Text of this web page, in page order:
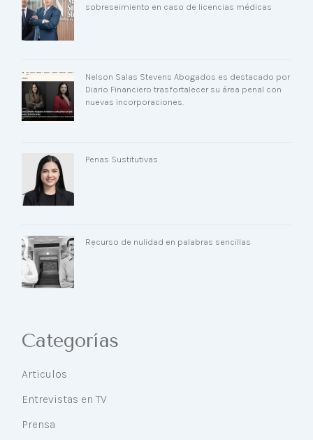
sobreseimiento en caso de licencias médicas
Nelson Salas Stevens Abogados es destacado por
Diario Financiero trasfortalecer su área penal con
nuevas incorporaciones.
Penas Sustitutivas
Recurso de nulidad en palabras sencillas
Categorías
Articulos
Entrevistas en TV
Prensa